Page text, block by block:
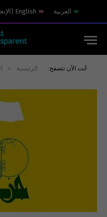
العربية English
(
أنت الآن تتصفح: الرئيسية »